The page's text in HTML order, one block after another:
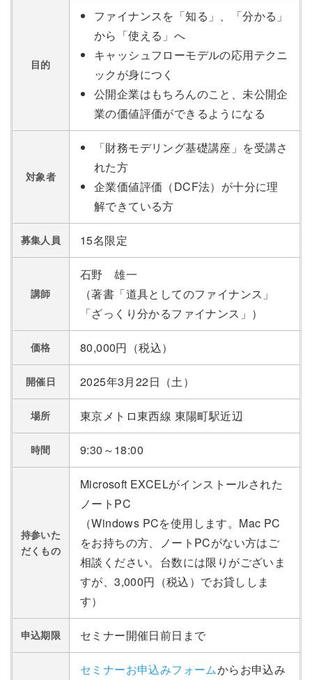
目的
ファイナンスを「知る」、「分かる」
から「使える」へ
キャッシュフローモデルの応用テクニ
ックが身につく
公開企業はもちろんのこと、未公開企
業の価値評価ができるようになる
対象者
「財務モデリング基礎講座」を受講さ
れた方
企業価値評価（DCF法）が十分に理
解できている方
募集人員 15名限定
講師
石野 雄一
（著書「道具としてのファイナンス」
「ざっくり分かるファイナンス」）
価格 80,000円（税込）
開催日 2025年3月22日（土）
場所 東京メトロ東西線 東陽町駅近辺
時間 9:30～18:00
持参いた
だくもの
Microsoft EXCELがインストールされた
ノートPC
（Windows PCを使用します。Mac PC
をお持ちの方、ノートPCがない方はご
相談ください。台数には限りがございま
すが、3,000円（税込）でお貸ししま
す）
申込期限 セミナー開催日前日まで
セミナーお申込みフォームからお申込み